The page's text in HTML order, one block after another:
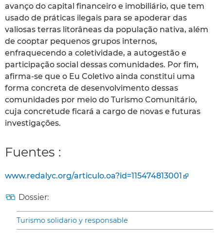
avanço do capital financeiro e imobiliário, que tem
usado de práticas ilegais para se apoderar das
valiosas terras litorâneas da população nativa, além
de cooptar pequenos grupos internos,
enfraquecendo a coletividade, a autogestão e
participação social dessas comunidades. Por fim,
afirma-se que o Eu Coletivo ainda constitui uma
forma concreta de desenvolvimento dessas
comunidades por meio do Turismo Comunitário,
cuja concretude ficará a cargo de novas e futuras
investigações.
Fuentes :
www.redalyc.org/articulo.oa?id=115474813001
Dossier:
Turismo solidario y responsable